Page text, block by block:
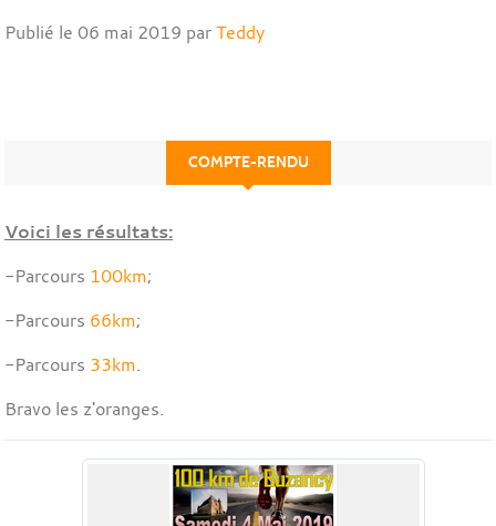
Publié le 06 mai 2019 parTeddy
COMPTE-RENDU
Voici les résultats:
-Parcours 100km;
-Parcours 66km;
-Parcours 33km.
Bravo les z'oranges.